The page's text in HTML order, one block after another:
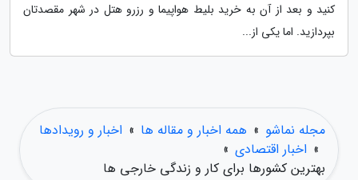
کنید و بعد از آن به خرید بلیط هواپیما و رزرو هتل در شهر مقصدتان
بپردازید. اما یکی از...
مجله نماشو » همه اخبار و مقاله ها » اخبار و رویدادها
» اخبار اقتصادی »
بهترین کشورها برای کار و زندگی خارجی ها